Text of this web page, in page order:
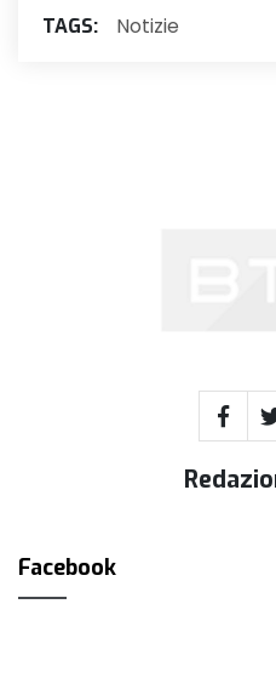
TAGS: Notizie
Facebook